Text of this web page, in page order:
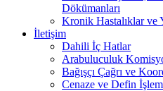
Dökümanları
Kronik Hastalıklar ve
İletişim
Dahili İç Hatlar
Arabuluculuk
Bağışçı Çağrı ve
Cenaze ve Defin